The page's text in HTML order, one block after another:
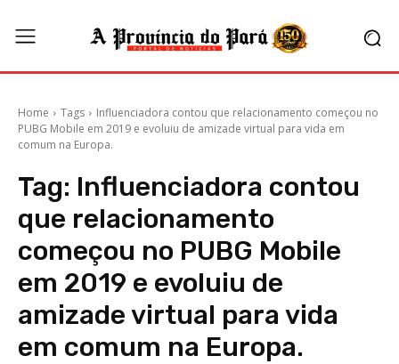
Home Tags
Influenciadora contou que relacionamento começou no
PUBG Mobile em 2019 e evoluiu de amizade virtual para vida em
comum na Europa.
Tag: Influenciadora contou
que relacionamento
começou no PUBG Mobile
em 2019 e evoluiu de
amizade virtual para vida
em comum na Europa.